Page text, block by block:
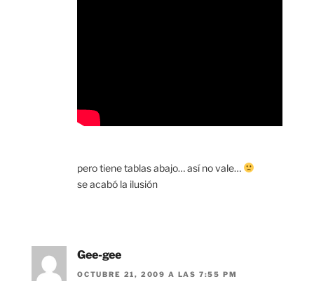
pero tiene tablas abajo… así no vale…
se acabó la ilusión
Gee-gee
OCTUBRE 21, 2009 A LAS 7:55 PM